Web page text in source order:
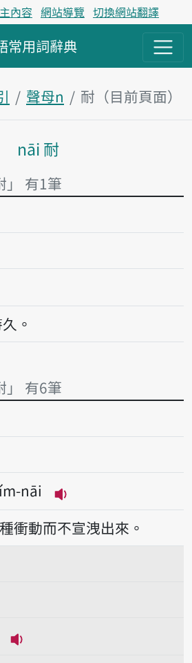
內容 網站導覽 切換網站翻譯
常用詞辭典
聲母n 耐（目前頁面）
主內容區塊
nāi 耐
」 有1筆
音讀nāi
。
」 有6筆
nāi
播放音讀jím-nāi/
衝動而不宣洩出來。